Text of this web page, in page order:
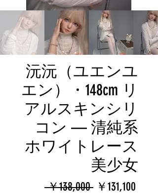
沅沅（ユエンユ
エン）・148cm リ
アルスキンシリ
コン — 清純系
ホワイトレース
美少女
￥138,000 通￥131,100